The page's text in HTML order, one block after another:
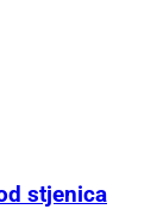
stjenica